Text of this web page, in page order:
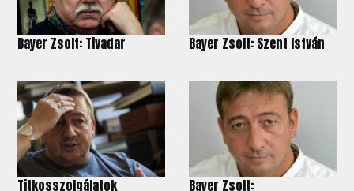
Bayer Zsolt: Tivadar Bayer Zsolt: Szent István
Titkosszolgálatok Bayer Zsolt: